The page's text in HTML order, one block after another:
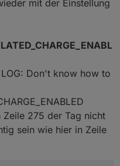
mit der Einstellung
Don't know how to
275 der Tag nicht
sein wie hier in Zeile